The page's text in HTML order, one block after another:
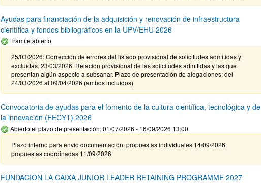
Ayudas para financiación de la adquisición y renovación de infraestructura
científica y fondos bibliográficos en la UPV/EHU 2026
Trámite abierto
25/03/2026: Corrección de errores del listado provisional de solicitudes admitidas y
excluidas. 23/03/2026: Relación provisional de las solicitudes admitidas y las que
presentan algún aspecto a subsanar. Plazo de presentación de alegaciones: del
24/03/2026 al 09/04/2026 (ambos incluídos)
Convocatoria de ayudas para el fomento de la cultura científica, tecnológica y de
la innovación (FECYT) 2026
Abierto el plazo de presentación: 01/07/2026 - 16/09/2026 13:00
Plazo interno para envío documentación: propuestas individuales 14/09/2026,
propuestas coordinadas 11/09/2026
FUNDACION LA CAIXA JUNIOR LEADER RETAINING PROGRAMME 2027